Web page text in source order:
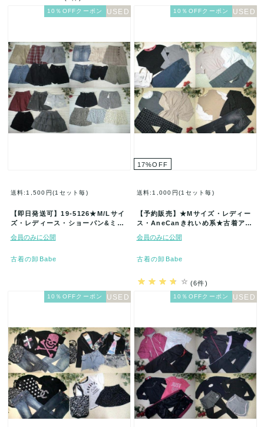
10％OFFクーポン
送料:1,500円(1セット毎)
【即日発送可】19-5126★M/Lサイ
ズ・レディース・ショーパン&ミニ
会員のみに公開
古着の卸Babe
10％OFFクーポン
17%OFF
送料:1,000円(1セット毎)
【予約販売】★Mサイズ・レディー
ス・AneCanきれいめ系★古着アイ
会員のみに公開
古着の卸Babe
(6件)
10％OFFクーポン 10％OFFクーポン